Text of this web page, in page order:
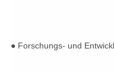
● Forschungs- und